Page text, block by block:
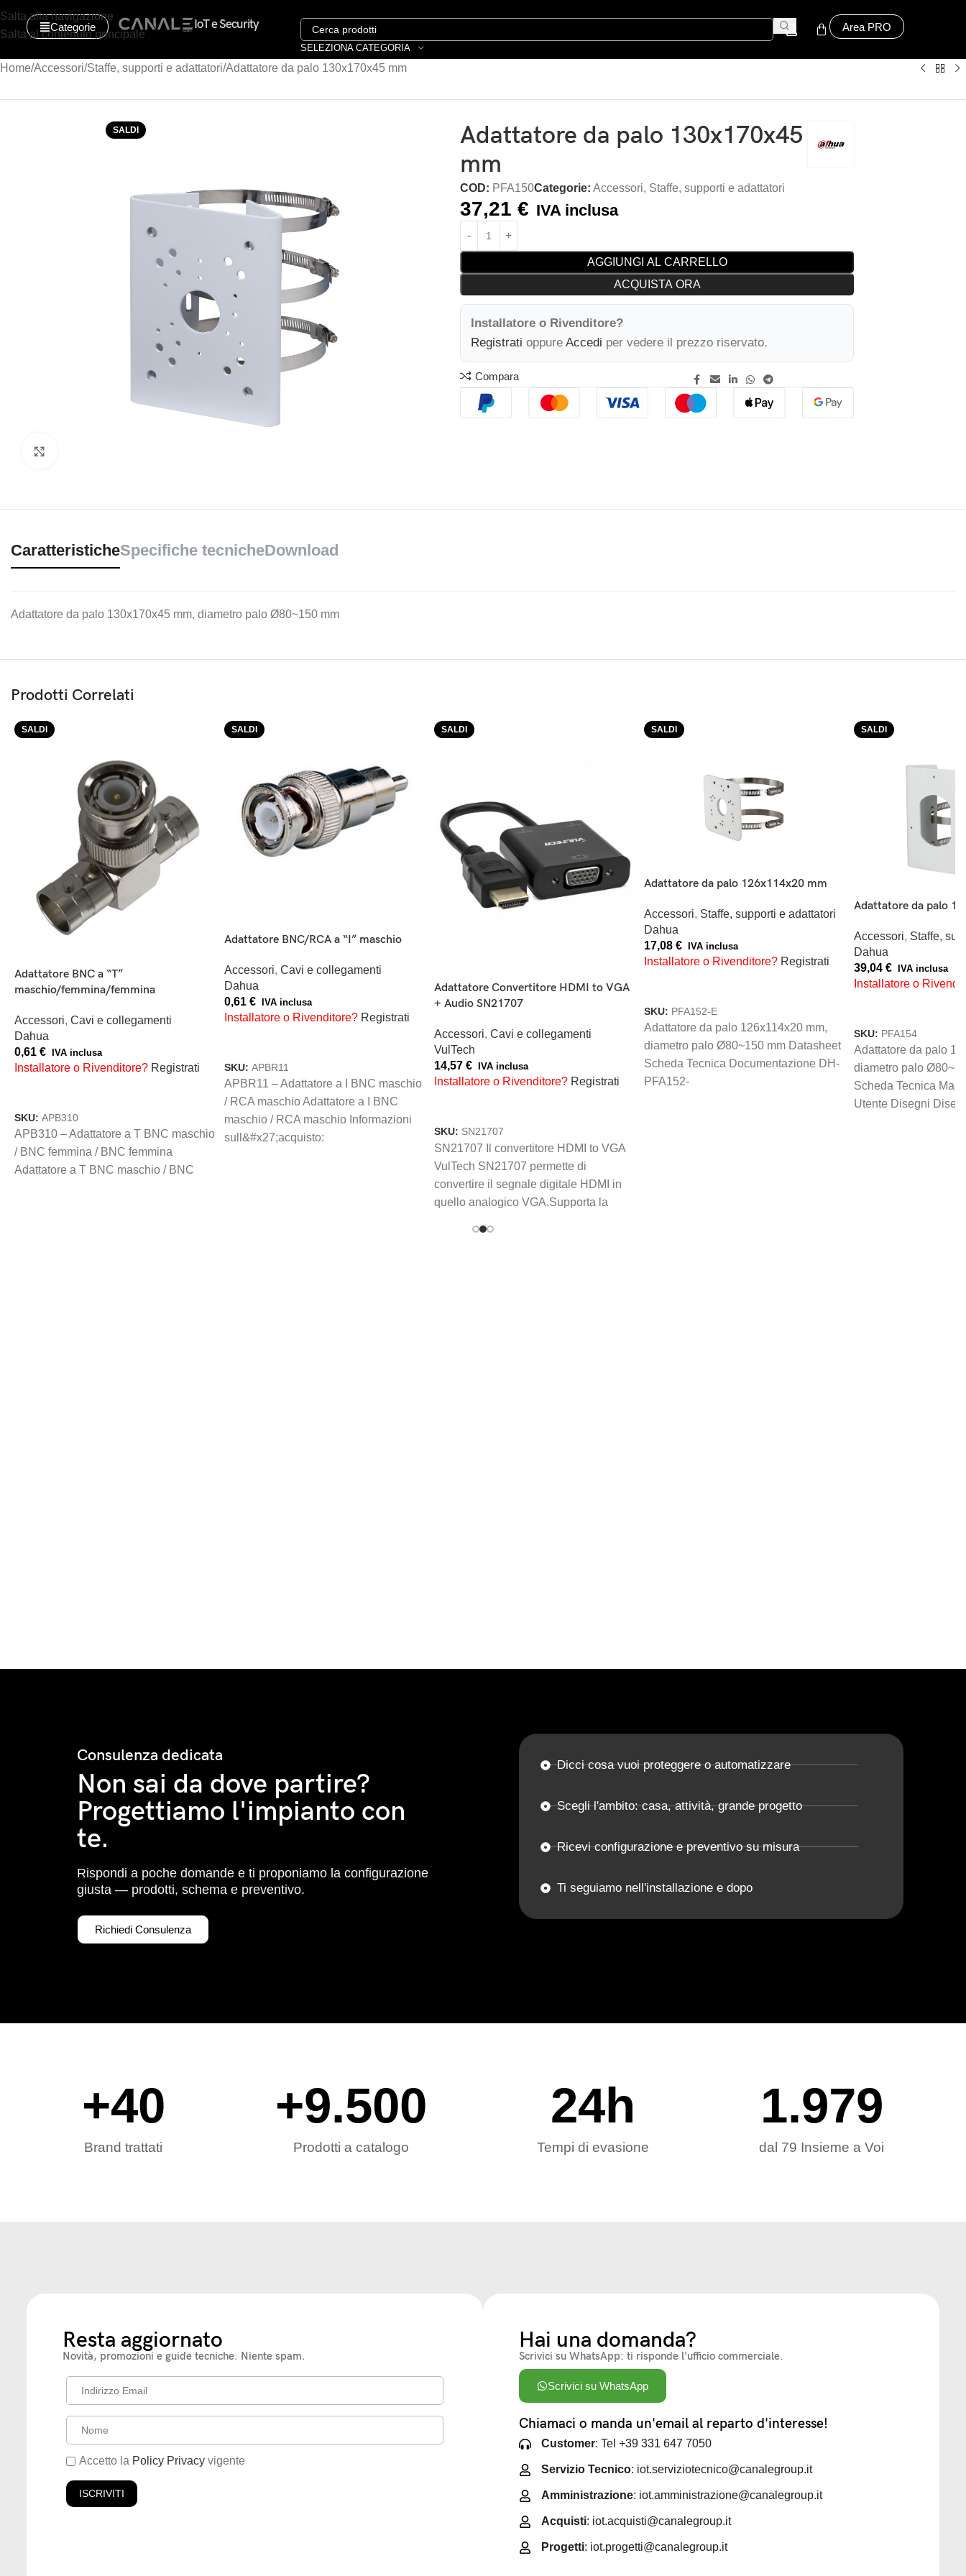
Salta alla navigazione
Salta al contenuto principale
Categorie IoT e Security
SELEZIONA CATEGORIA
Area PRO
Home Accessori Staffe, supporti e adattatori Adattatore da palo 130x170x45 mm
SALDI
Adattatore da palo 130x170x45
mm
COD: PFA150Categorie: Accessori, Staffe, supporti e adattatori
37,21€ IVA inclusa
AGGIUNGI AL CARRELLO
ACQUISTA ORA
Installatore o Rivenditore?
Registrati oppureAccedi per vedere il prezzo riservato.
Compara
CaratteristicheSpecifiche tecnicheDownload
Adattatore da palo 130x170x45 mm, diametro palo Ø80~150 mm
Prodotti Correlati
SALDI
Adattatore BNC a “T”
maschio/femmina/femmina
Accessori, Cavi e collegamenti
Dahua
0,61 € IVA inclusa
Installatore o Rivenditore? Registrati
SKU: APB310
APB310 – Adattatore a T BNC maschio
/ BNC femmina / BNC femmina
Adattatore a T BNC maschio / BNC
SALDI
Adattatore BNC/RCA a “I” maschio
Accessori, Cavi e collegamenti
Dahua
0,61 € IVA inclusa
Installatore o Rivenditore? Registrati
SKU: APBR11
APBR11 – Adattatore a I BNC maschio
/ RCA maschio Adattatore a I BNC
maschio / RCA maschio Informazioni
sull&#x27;acquisto:
SALDI
Adattatore Convertitore HDMI to VGA
+ Audio SN21707
Accessori, Cavi e collegamenti
VulTech
14,57 € IVA inclusa
Installatore o Rivenditore? Registrati
SKU: SN21707
SN21707 Il convertitore HDMI to VGA
VulTech SN21707 permette di
convertire il segnale digitale HDMI in
quello analogico VGA.Supporta la
SALDI
Adattatore da palo 126x114x20 mm
Accessori, Staffe, supporti e adattatori
Dahua
17,08 € IVA inclusa
Installatore o Rivenditore? Registrati
SKU: PFA152-E
Adattatore da palo 126x114x20 mm,
diametro palo Ø80~150 mm Datasheet
Scheda Tecnica Documentazione DH-
PFA152-
SALDI
Adattatore da palo
Accessori, Staffe,
Dahua
39,04 € IVA inclusa
Installatore o
SKU: PFA154
Adattatore da palo
diametro palo
Scheda Tecnica
Utente Disegni
Consulenza dedicata
Non sai da dove partire?
Progettiamo l'impianto con
te.
Rispondi a poche domande e ti proponiamo la configurazione
giusta — prodotti, schema e preventivo.
Richiedi Consulenza
Dicci cosa vuoi proteggere o automatizzare
Scegli l'ambito: casa, attività, grande progetto
Ricevi configurazione e preventivo su misura
Ti seguiamo nell'installazione e dopo
Brand trattati
+40
Prodotti a catalogo
+9.500
Tempi di evasione
24h
dal 79 Insieme a Voi
1.979
Resta aggiornato
Novità, promozioni e guide tecniche. Niente spam.
Accetto la Policy Privacy vigente
Hai una domanda?
Scrivici su WhatsApp: ti risponde l'ufficio commerciale.
Scrivici su WhatsApp
Chiamaci o manda un'email al reparto d'interesse!
Customer: Tel +39 331 647 7050
Servizio Tecnico: iot.serviziotecnico@canalegroup.it
Amministrazione: iot.amministrazione@canalegroup.it
Acquisti: iot.acquisti@canalegroup.it
Progetti: iot.progetti@canalegroup.it